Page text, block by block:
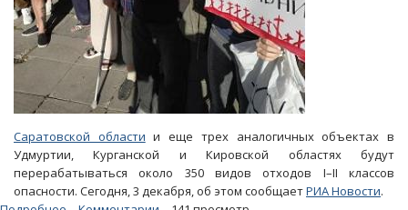
Саратовской области и еще трех аналогичных объектах в
Удмуртии, Курганской и Кировской областях будут
перерабатываться около 350 видов отходов I–II классов
опасности. Сегодня, 3 декабря, об этом сообщаетРИА Новости.